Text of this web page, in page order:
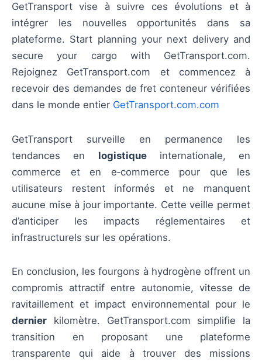
GetTransport vise à suivre ces évolutions et à
intégrer les nouvelles opportunités dans sa
plateforme. Start planning your next delivery and
secure your cargo with GetTransport.com.
Rejoignez GetTransport.com et commencez à
recevoir des demandes de fret conteneur vérifiées
dans le monde entier GetTransport.com.com
GetTransport surveille en permanence les
tendances en logistiqueinternationale, en
commerce et en e‑commerce pour que les
utilisateurs restent informés et ne manquent
aucune mise à jour importante. Cette veille permet
d’anticiper les impacts réglementaires et
infrastructurels sur les opérations.
En conclusion, les fourgons à hydrogène offrent un
compromis attractif entre autonomie, vitesse de
ravitaillement et impact environnemental pour le
dernier kilomètre. GetTransport.com simplifie la
transition en proposant une plateforme
transparente qui aide à trouver des missions